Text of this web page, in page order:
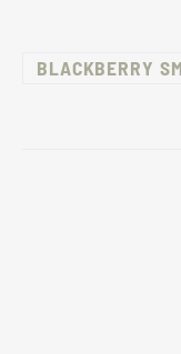
BLACKBERRY